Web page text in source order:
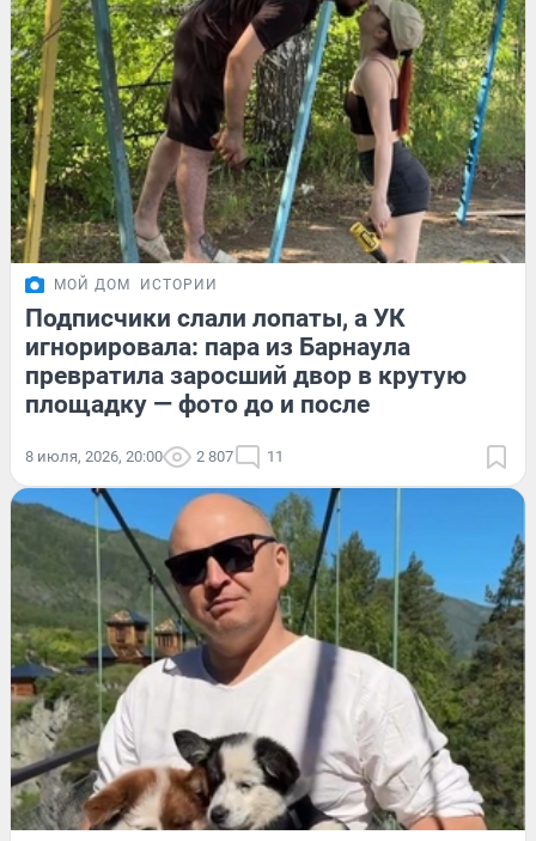
МОЙ ДОМ ИСТОРИИ
Подписчики слали лопаты, а УК
игнорировала: пара из Барнаула
превратила заросший двор в крутую
площадку — фото до и после
8 июля, 2026, 20:00 2 807 11